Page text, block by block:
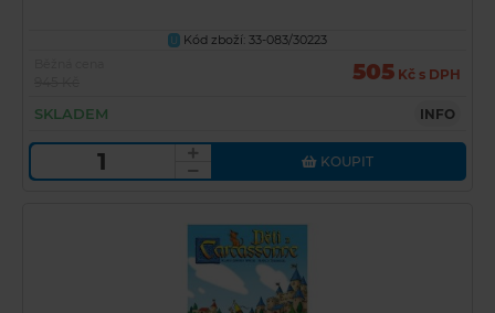
U
Kód zboží: 33-083/30223
505 Kč s DPH
SKLADEM INFO
KOUPIT